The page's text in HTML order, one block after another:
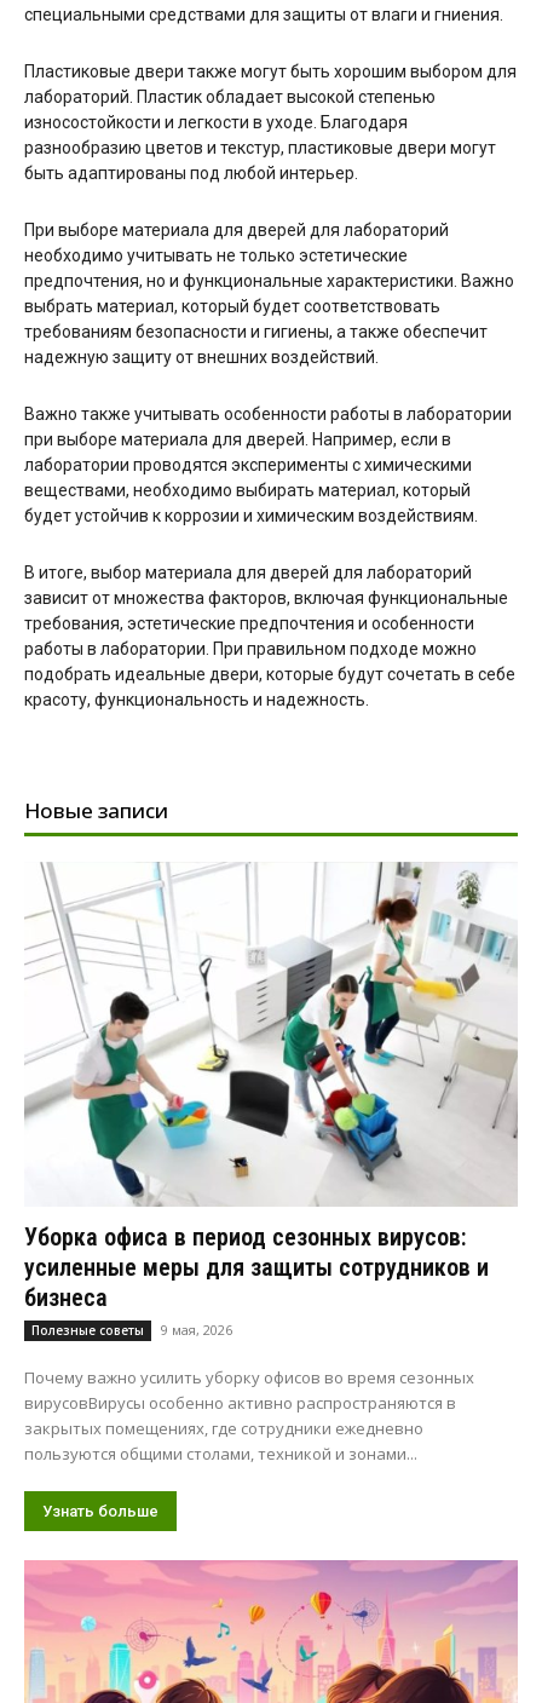
специальными средствами для защиты от влаги и гниения.
Пластиковые двери также могут быть хорошим выбором для
лабораторий. Пластик обладает высокой степенью
износостойкости и легкости в уходе. Благодаря
разнообразию цветов и текстур, пластиковые двери могут
быть адаптированы под любой интерьер.
При выборе материала для дверей для лабораторий
необходимо учитывать не только эстетические
предпочтения, но и функциональные характеристики. Важно
выбрать материал, который будет соответствовать
требованиям безопасности и гигиены, а также обеспечит
надежную защиту от внешних воздействий.
Важно также учитывать особенности работы в лаборатории
при выборе материала для дверей. Например, если в
лаборатории проводятся эксперименты с химическими
веществами, необходимо выбирать материал, который
будет устойчив к коррозии и химическим воздействиям.
В итоге, выбор материала для дверей для лабораторий
зависит от множества факторов, включая функциональные
требования, эстетические предпочтения и особенности
работы в лаборатории. При правильном подходе можно
подобрать идеальные двери, которые будут сочетать в себе
красоту, функциональность и надежность.
Новые записи
Уборка офиса в период сезонных вирусов:
усиленные меры для защиты сотрудников и
бизнеса
Полезные советы 9 мая, 2026
Почему важно усилить уборку офисов во время сезонных
вирусовВирусы особенно активно распространяются в
закрытых помещениях, где сотрудники ежедневно
пользуются общими столами, техникой и зонами...
Узнать больше